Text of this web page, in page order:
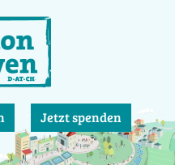
Jetzt spenden